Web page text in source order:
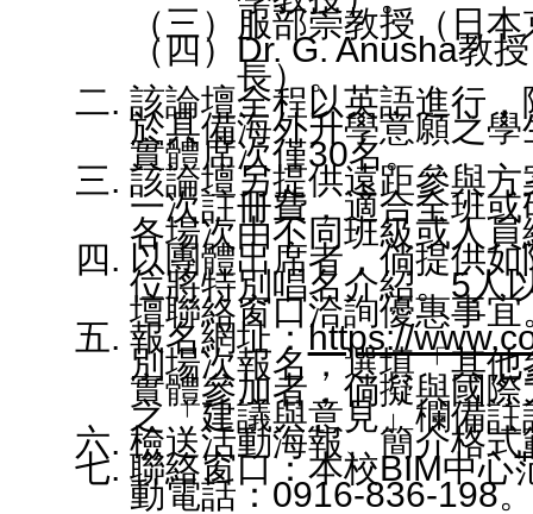
介
教
在
榜
服部崇教授（日
Dr. G. Anusha教
長）。
該論壇全程以英語進行
於具備海外升學意願之
實體席次僅30名。
該論壇另提供遠距參與
一次註冊費，適合全班
各場次由不同班級或人
以團體出席者，倘提供
位將特別唱名介紹。5人
壇聯絡窗口洽詢優惠事宜
報名網址：https://
別場次報名，選填「其
實體參加者，倘擬與國
之「建議與意見」欄備
檢送活動海報、簡介格
聯絡窗口：本校BIM中心
動電話：0916-836-198。